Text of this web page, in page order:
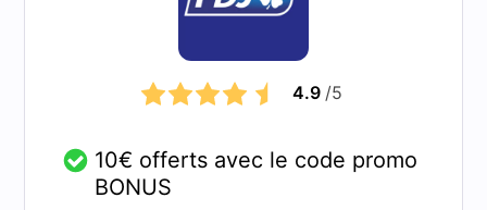
4.9 /5
10€ offerts avec le code promo
BONUS